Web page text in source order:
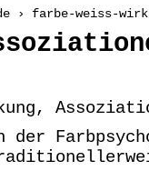
farbe-weiss-
der